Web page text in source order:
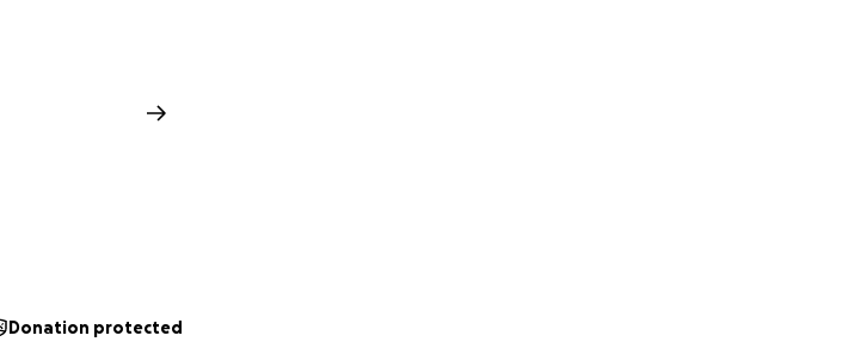
Donation protected